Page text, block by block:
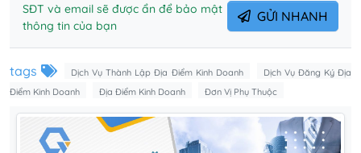
SĐT và email sẽ được ẩn để bảo mật
thông tin của bạn
GỬI NHANH
tags Dịch Vụ Thành Lập Địa Điểm Kinh Doanh
Dịch Vụ Đăng Ký Địa
Điểm Kinh Doanh
Địa Điểm Kinh Doanh Đơn Vị Phụ Thuộc